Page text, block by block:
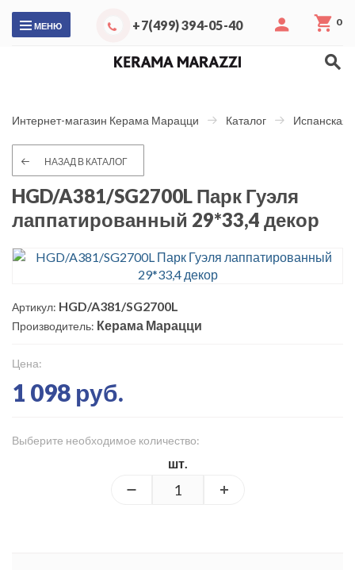
МЕНЮ +7(499) 394-05-40 0
Интернет-магазин Керама Марацци Каталог Испанская
НАЗАД В КАТАЛОГ
HGD/A381/SG2700L Парк Гуэля
лаппатированный 29*33,4 декор
Артикул: HGD/A381/SG2700L
Производитель: Керама Марацци
Цена:
1 098 руб.
Выберите необходимое количество:
шт.